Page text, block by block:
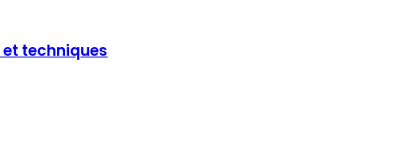
et techniques